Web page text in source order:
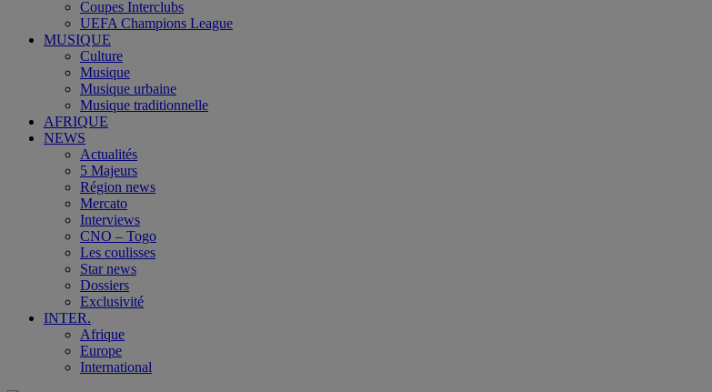
Coupes Interclubs
UEFA Champions League
MUSIQUE
Culture
Musique
Musique urbaine
Musique traditionnelle
AFRIQUE
NEWS
Actualités
5 Majeurs
Région news
Mercato
Interviews
CNO – Togo
Les coulisses
Star news
Dossiers
Exclusivité
INTER.
Afrique
Europe
International